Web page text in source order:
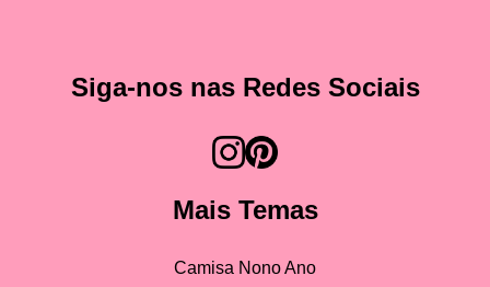
Siga-nos nas Redes Sociais
Mais Temas
Camisa Nono Ano